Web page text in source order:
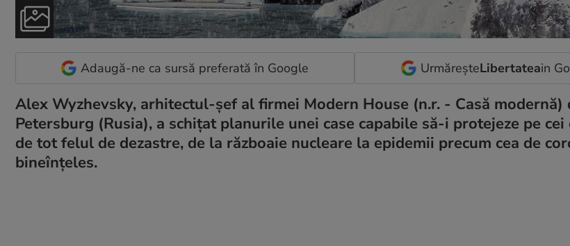
Adaugă-ne ca sursă preferată în Google UrmăreșteLibertateain
Alex Wyzhevsky, arhitectul-șef al firmei Modern House (n.r. - Casă modernă)
Petersburg (Rusia), a schițat planurile unei case capabile să-i protejeze pe cei
de tot felul de dezastre, de la războaie nucleare la epidemii precum cea de
bineînțeles.